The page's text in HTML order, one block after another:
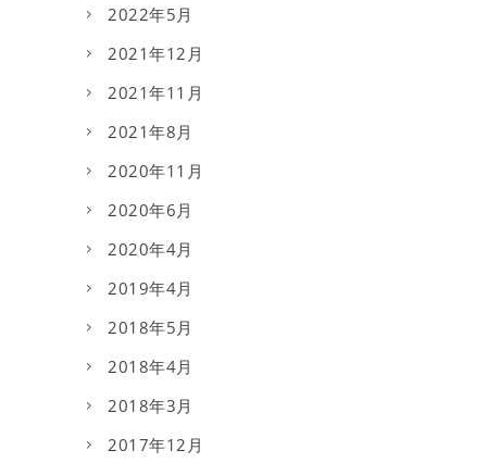
2022年5月
2021年12月
2021年11月
2021年8月
2020年11月
2020年6月
2020年4月
2019年4月
2018年5月
2018年4月
2018年3月
2017年12月